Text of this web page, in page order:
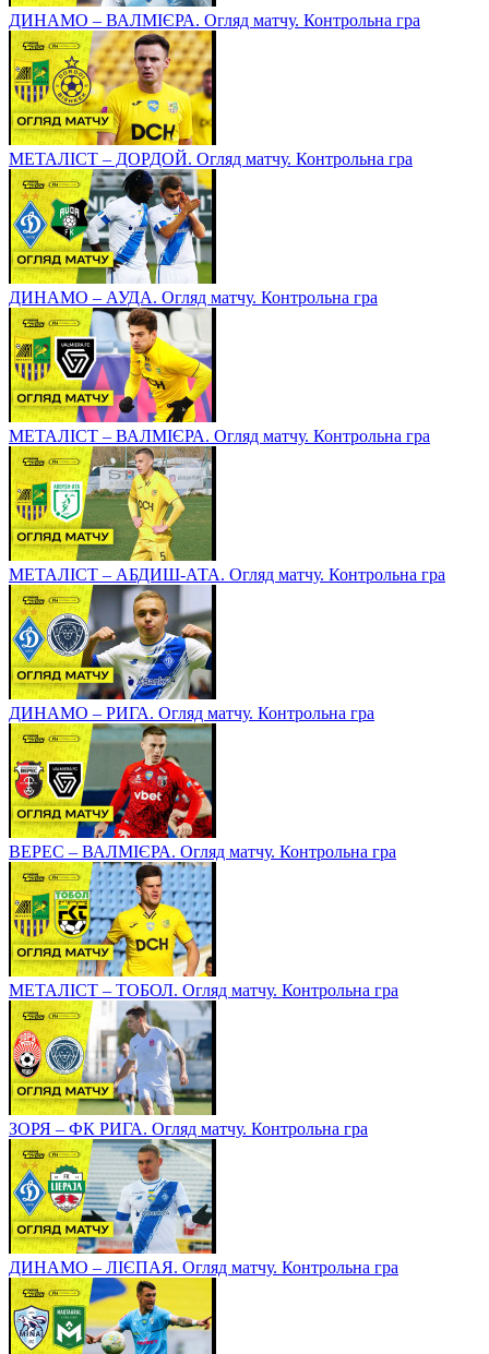
ДИНАМО – ВАЛМІЄРА. Огляд матчу. Контрольна гра
МЕТАЛІСТ – ДОРДОЙ. Огляд матчу. Контрольна гра
ДИНАМО – АУДА. Огляд матчу. Контрольна гра
МЕТАЛІСТ – ВАЛМІЄРА. Огляд матчу. Контрольна гра
МЕТАЛІСТ – АБДИШ-АТА. Огляд матчу. Контрольна гра
ДИНАМО – РИГА. Огляд матчу. Контрольна гра
ВЕРЕС – ВАЛМІЄРА. Огляд матчу. Контрольна гра
МЕТАЛІСТ – ТОБОЛ. Огляд матчу. Контрольна гра
ЗОРЯ – ФК РИГА. Огляд матчу. Контрольна гра
ДИНАМО – ЛІЄПАЯ. Огляд матчу. Контрольна гра